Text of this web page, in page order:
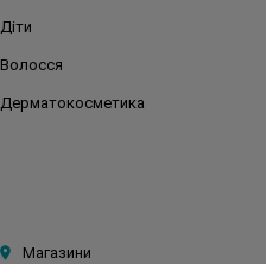
Діти
Волосся
Дерматокосметика
Магазини